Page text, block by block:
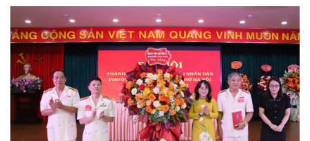
này đánh dấu mốc kiện toàn tổ chức, mở ra chặng đường mới
nhằm tập hợp, đoàn kết và phát huy tối đa kinh nghiệm, trí tuệ
của lực lượng cựu CAND trong công tác giữ gìn an ninh trật tự,
phục vụ Nhân dân và phát triển địa phương.